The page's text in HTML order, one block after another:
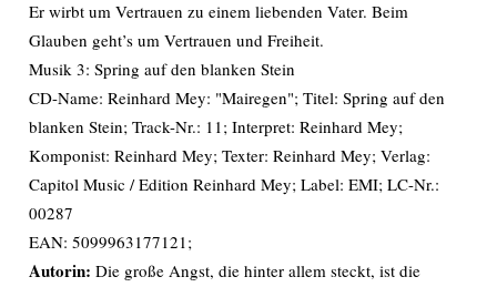
Er wirbt um Vertrauen zu einem liebenden Vater. Beim
Glauben geht’s um Vertrauen und Freiheit.
Musik 3: Spring auf den blanken Stein
CD-Name: Reinhard Mey: "Mairegen"; Titel: Spring auf den
blanken Stein; Track-Nr.: 11; Interpret: Reinhard Mey;
Komponist: Reinhard Mey; Texter: Reinhard Mey; Verlag:
Capitol Music / Edition Reinhard Mey; Label: EMI; LC-Nr.:
00287
EAN: 5099963177121;
Autorin: Die große Angst, die hinter allem steckt, ist die